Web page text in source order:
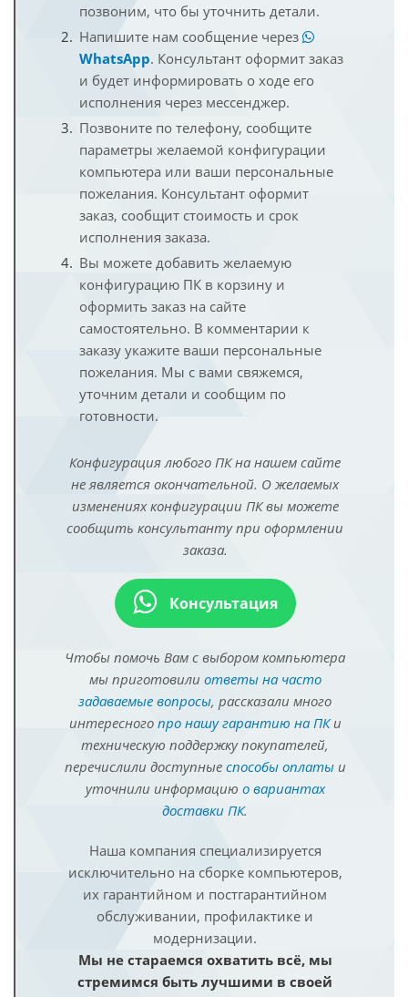
позвоним, что бы уточнить детали.
Напишите нам сообщение через
WhatsApp. Консультант оформит заказ
и будет информировать о ходе его
исполнения через мессенджер.
Позвоните по телефону, сообщите
параметры желаемой конфигурации
компьютера или ваши персональные
пожелания. Консультант оформит
заказ, сообщит стоимость и срок
исполнения заказа.
Вы можете добавить желаемую
конфигурацию ПК в корзину и
оформить заказ на сайте
самостоятельно. В комментарии к
заказу укажите ваши персональные
пожелания. Мы с вами свяжемся,
уточним детали и сообщим по
готовности.
Конфигурация любого ПК на нашем сайте
не является окончательной. О желаемых
изменениях конфигурации ПК вы можете
сообщить консультанту при оформлении
заказа.
Консультация
Чтобы помочь Вам с выбором компьютера
мы приготовили ответы на часто
задаваемые вопросы, рассказали много
интересного про нашу гарантию на ПКи
техническую поддержку покупателей,
перечислили доступные способы оплатыи
уточнили информацию о вариантах
доставки ПК.
Наша компания специализируется
исключительно на сборке компьютеров,
их гарантийном и постгарантийном
обслуживании, профилактике и
модернизации.
Мы не стараемся охватить всё, мы
стремимся быть лучшими в своей